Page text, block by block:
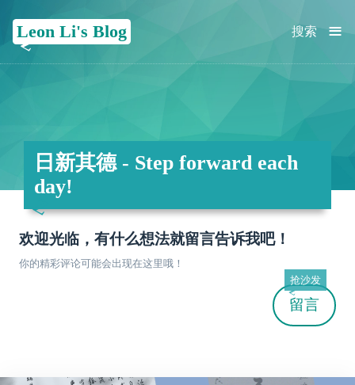
Leon Li's Blog ≡
搜索
日新其德 - Step forward each
day!
欢迎光临，有什么想法就留言告诉我吧！
你的精彩评论可能会出现在这里哦！
留言
抢沙发